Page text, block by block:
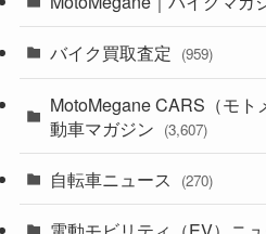
(44)
(1,243)
(639)(306)
バイク買取査定 (959)
MotoMegane CARS（モト
動車マガジン (3,607)
(186)
自転車ニュース (270)
(54)